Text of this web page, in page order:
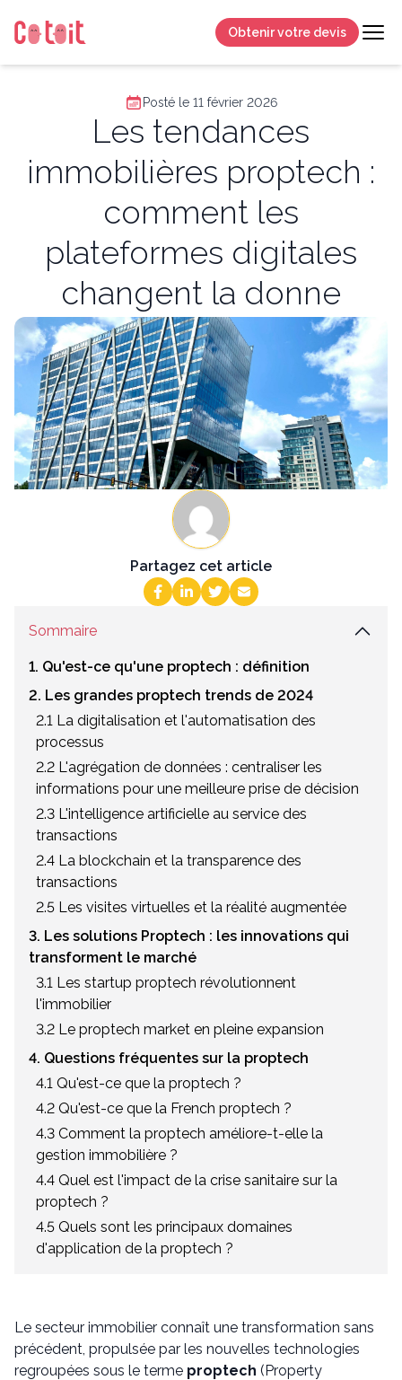
Obtenir votre devis
Posté le 11 février 2026
Les tendances
immobilières proptech :
comment les
plateformes digitales
changent la donne
Partagez cet article
Sommaire
1. Qu'est-ce qu'une proptech : définition
2. Les grandes proptech trends de 2024
2.1 La digitalisation et l'automatisation des
processus
2.2 L'agrégation de données : centraliser les
informations pour une meilleure prise de décision
2.3 L'intelligence artificielle au service des
transactions
2.4 La blockchain et la transparence des
transactions
2.5 Les visites virtuelles et la réalité augmentée
3. Les solutions Proptech : les innovations qui
transforment le marché
3.1 Les startup proptech révolutionnent
l'immobilier
3.2 Le proptech market en pleine expansion
4. Questions fréquentes sur la proptech
4.1 Qu'est-ce que la proptech ?
4.2 Qu'est-ce que la French proptech ?
4.3 Comment la proptech améliore-t-elle la
gestion immobilière ?
4.4 Quel est l'impact de la crise sanitaire sur la
proptech ?
4.5 Quels sont les principaux domaines
d'application de la proptech ?
Le secteur immobilier connaît une transformation sans
précédent, propulsée par les nouvelles technologies
regroupées sous le terme proptech (Property